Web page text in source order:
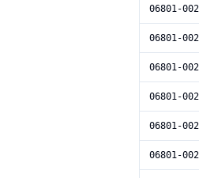
06801-
06801-
06801-
06801-
06801-
06801-